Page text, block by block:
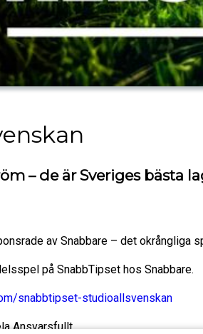
– de är Sveriges bästa
av Snabbare – det okrångliga
på SnabbTipset hos Snabbare.
snabbtipset-studioallsvenskan
Ansvarsfullt